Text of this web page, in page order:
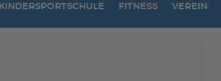
KINDERSPORTSCHULE FITNESS VEREIN